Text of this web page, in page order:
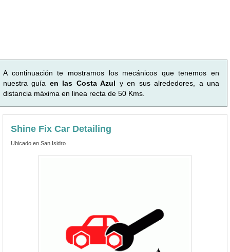
A continuación te mostramos los mecánicos que tenemos en
nuestra guía en las Costa Azul y en sus alrededores, a una
distancia máxima en linea recta de 50 Kms.
Shine Fix Car Detailing
Ubicado en San Isidro